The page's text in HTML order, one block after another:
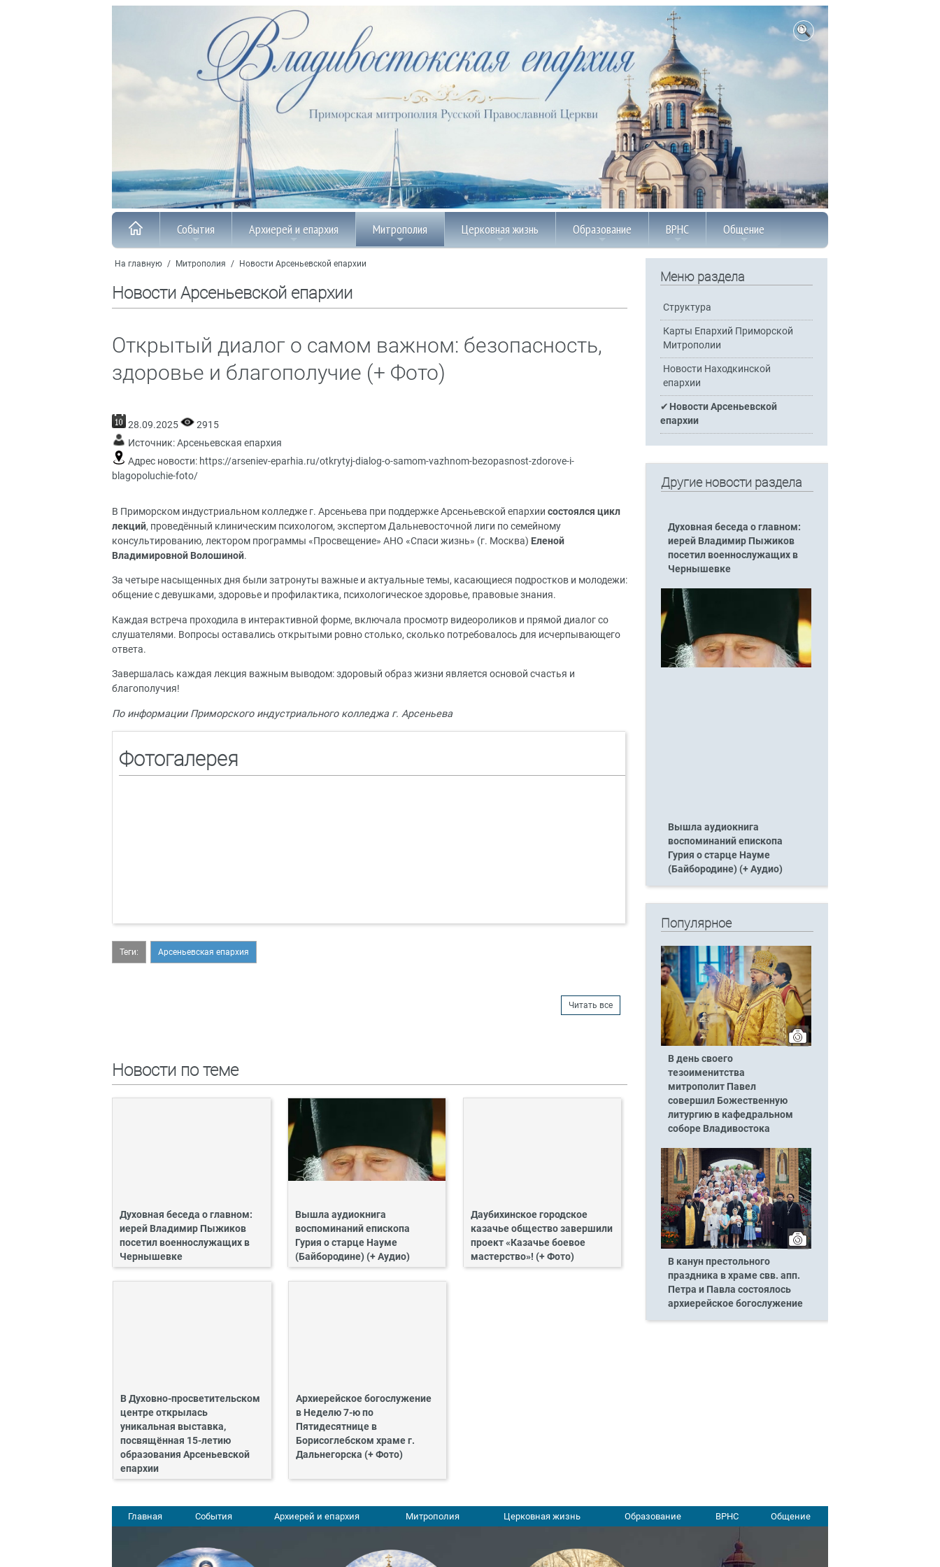
События Архиерей и епархия Митрополия Церковная жизнь Образование ВРНС Общение
На главную / Митрополия / Новости Арсеньевской епархии
Новости Арсеньевской епархии
Открытый диалог о самом важном: безопасность,
здоровье и благополучие (+ Фото)
28.09.2025
2915
Источник:Арсеньевская епархия
Адрес новости: https://arseniev-eparhia.ru/otkrytyj-dialog-o-samom-vazhnom-bezopasnost-zdorove-i-
blagopoluchie-foto/
В Приморском индустриальном колледже г. Арсеньева при поддержке Арсеньевской епархии состоялся цикл
лекций, проведённый клиническим психологом, экспертом Дальневосточной лиги по семейному
консультированию, лектором программы «Просвещение» АНО «Спаси жизнь» (г. Москва) Еленой
Владимировной Волошиной.
За четыре насыщенных дня были затронуты важные и актуальные темы, касающиеся подростков и молодежи:
общение с девушками, здоровье и профилактика, психологическое здоровье, правовые знания.
Каждая встреча проходила в интерактивной форме, включала просмотр видеороликов и прямой диалог со
слушателями. Вопросы оставались открытыми ровно столько, сколько потребовалось для исчерпывающего
ответа.
Завершалась каждая лекция важным выводом: здоровый образ жизни является основой счастья и
благополучия!
По информации Приморского индустриального колледжа г. Арсеньева
Фотогалерея
Теги: Арсеньевская епархия
Читать все
Новости по теме
Духовная беседа о главном:
иерей Владимир Пыжиков
посетил военнослужащих в
Чернышевке
Вышла аудиокнига
воспоминаний епископа
Гурия о старце Науме
(Байбородине) (+ Аудио)
Даубихинское городское
казачье общество завершили
проект «Казачье боевое
мастерство»! (+ Фото)
В Духовно-просветительском
центре открылась
уникальная выставка,
посвящённая 15-летию
образования Арсеньевской
епархии
Архиерейское богослужение
в Неделю 7-ю по
Пятидесятнице в
Борисоглебском храме г.
Дальнегорска (+ Фото)
Меню раздела
Структура
Карты Епархий Приморской
Митрополии
Новости Находкинской
епархии
Новости Арсеньевской
епархии
Другие новости раздела
Духовная беседа о главном:
иерей Владимир Пыжиков
посетил военнослужащих в
Чернышевке
Вышла аудиокнига
воспоминаний епископа
Гурия о старце Науме
(Байбородине) (+ Аудио)
Популярное
В день своего
тезоименитства
митрополит Павел
совершил Божественную
литургию в кафедральном
соборе Владивостока
В канун престольного
праздника в храме свв. апп.
Петра и Павла состоялось
архиерейское богослужение
Главная События Архиерей и епархия Митрополия Церковная жизнь Образование ВРНС Общение